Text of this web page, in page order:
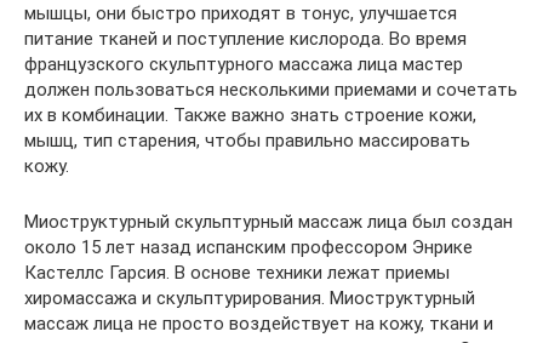
мышцы, они быстро приходят в тонус, улучшается
питание тканей и поступление кислорода. Во время
французского скульптурного массажа лица мастер
должен пользоваться несколькими приемами и сочетать
их в комбинации. Также важно знать строение кожи,
мышц, тип старения, чтобы правильно массировать
кожу.
Миоструктурный скульптурный массаж лица был создан
около 15 лет назад испанским профессором Энрике
Кастеллс Гарсия. В основе техники лежат приемы
хиромассажа и скульптурирования. Миоструктурный
массаж лица не просто воздействует на кожу, ткани и